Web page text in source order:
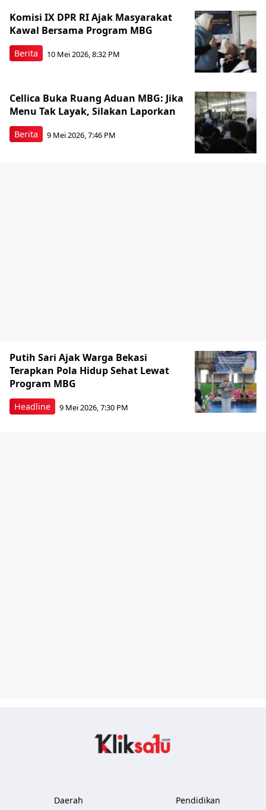
Berita
Komisi IX DPR RI Ajak Masyarakat
Kawal Bersama Program MBG
10 Mei 2026, 8:32 PM
Berita
Cellica Buka Ruang Aduan MBG: Jika
Menu Tak Layak, Silakan Laporkan
9 Mei 2026, 7:46 PM
Headline
Putih Sari Ajak Warga Bekasi
Terapkan Pola Hidup Sehat Lewat
Program MBG
9 Mei 2026, 7:30 PM
Daerah Pendidikan